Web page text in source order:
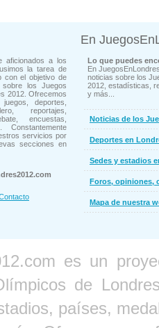
aficionados a los
la tarea de
con el objetivo de
sobre los Juegos
2012. Ofrecemos
deportes,
reportajes,
encuestas,
servicios por
secciones en
En
Lo que puedes
En
noticias sobre los
2012, estadísticas,
y más...
Noticias de los
Deportes en
Sedes y estadios
Foros, opiniones,
Mapa de nuestra
es un
de
países,